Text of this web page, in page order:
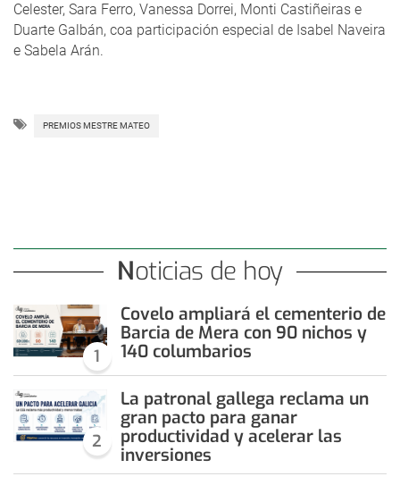
Celester, Sara Ferro, Vanessa Dorrei, Monti Castiñeiras e
Duarte Galbán, coa participación especial de Isabel Naveira
e Sabela Arán.
PREMIOS MESTRE MATEO
Noticias de hoy
1
Covelo ampliará el cementerio de
Barcia de Mera con 90 nichos y
140 columbarios
2
La patronal gallega reclama un
gran pacto para ganar
productividad y acelerar las
inversiones